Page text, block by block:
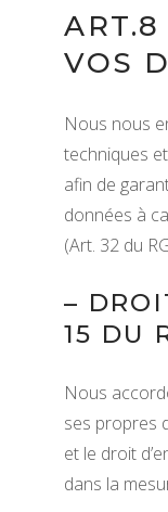
ART.8
VOS
Nous nous
techniques
afin de
données à
(Art. 32 du
–
15 DU
Nous
ses propres
et le droit
dans la